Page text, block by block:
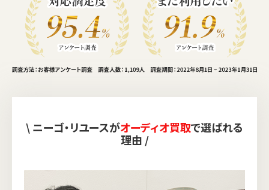
\ ニーゴ・リユースがオーディオ買取で選ばれる
理由 /